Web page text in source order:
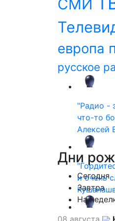
СМИ
европа
русское
"Радио -
что-то
Алексей
и очень
Дни
Сегодня
Завтра
На
08 августа